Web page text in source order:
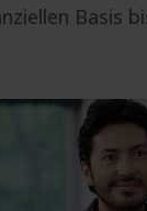
Basis